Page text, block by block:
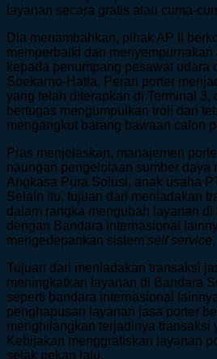
layanan secara gratis atau cuma-
Dia menambahkan, pihak AP II
memperbaiki dan
kepada penumpang pesawat udara
Soekarno-Hatta. Peran porter
yang telah diterapkan di Terminal 3,
bertugas mengumpulkan troli dan
mengangkut barang bawaan calon
Pras menjelaskan, manajemen
naungan pengelolaan sumber daya
Angkasa Pura Solusi, anak usaha
Selain itu, tujuan dari meniadakan
dalam rangka mengubah layanan
dengan Bandara internasional
mengedepankan sistem self service.
Tujuan dari meniadakan transaksi
meningkatkan layanan di Bandara
seperti bandara internasional
penghapusan layanan jasa porter
menghilangkan terjadinya transaksi
Kebijakan menggratiskan layanan
sejak pekan lalu.